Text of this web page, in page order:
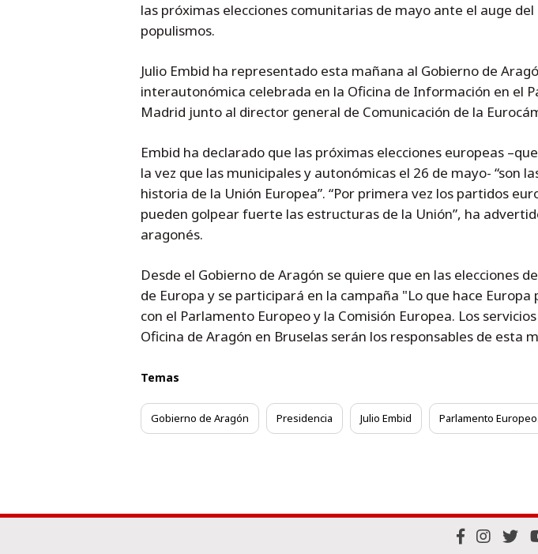
las próximas elecciones comunitarias de mayo ante el auge
populismos.
Julio Embid ha representado esta mañana al Gobierno de
interautonómica celebrada en la Oficina de Información en el
Madrid junto al director general de Comunicación de la
Embid ha declarado que las próximas elecciones europeas
la vez que las municipales y autonómicas el 26 de mayo- “son
historia de la Unión Europea”. “Por primera vez los partidos
pueden golpear fuerte las estructuras de la Unión”, ha
aragonés.
Desde el Gobierno de Aragón se quiere que en las elecciones
de Europa y se participará en la campaña "Lo que hace
con el Parlamento Europeo y la Comisión Europea. Los
Oficina de Aragón en Bruselas serán los responsables de esta
Temas
Gobierno de Aragón Presidencia Julio Embid Parlamento Europeo.